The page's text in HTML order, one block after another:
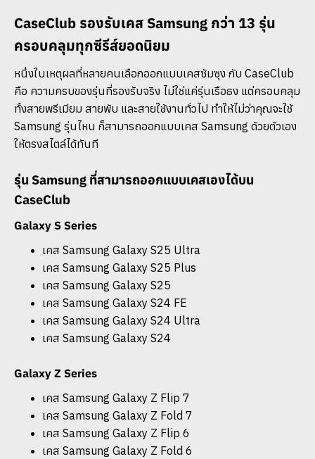
CaseClub รองรับเคส Samsung กว่า 13 รุ่น
ครอบคลุมทุกซีรีส์ยอดนิยม
หนึ่งในเหตุผลที่หลายคนเลือกออกแบบเคสซัมซุง กับ CaseClub
คือ ความครบของรุ่นที่รองรับจริง ไม่ใช่แค่รุ่นเรือธง แต่ครอบคลุม
ทั้งสายพรีเมียม สายพับ และสายใช้งานทั่วไป ทำให้ไม่ว่าคุณจะใช้
Samsung รุ่นไหน ก็สามารถออกแบบเคส Samsung ด้วยตัวเอง
ให้ตรงสไตล์ได้ทันที
รุ่น Samsung ที่สามารถออกแบบเคสเองได้บน
CaseClub
Galaxy S Series
เคส Samsung Galaxy S25 Ultra
เคส Samsung Galaxy S25 Plus
เคส Samsung Galaxy S25
เคส Samsung Galaxy S24 FE
เคส Samsung Galaxy S24 Ultra
เคส Samsung Galaxy S24
Galaxy Z Series
เคส Samsung Galaxy Z Flip 7
เคส Samsung Galaxy Z Fold 7
เคส Samsung Galaxy Z Flip 6
เคส Samsung Galaxy Z Fold 6